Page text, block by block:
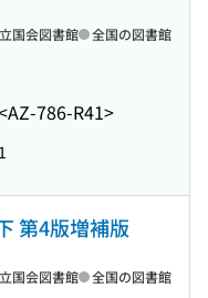
786-R41>
国会図書館 全国の図書館
第4版増補版
国会図書館 全国の図書館